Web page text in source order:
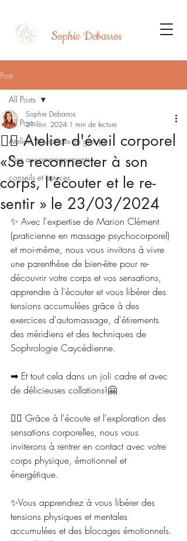
Sophie Debarros
Post
All Posts
Ateliers et séances en groupe
Mes accompagnements
conseils et astuces
All Posts
🧘‍♀️ Atelier d'éveil corporel
«Se reconnecter à son
corps, l'écouter et le re-
sentir » le 23/03/2024
Sophie Debarros
21 févr. 2024 1 min de lecture
✨ Avec l'expertise de Marion Clément
(praticienne en massage psychocorporel)
et moi-même, nous vous invitons à vivre
une parenthèse de bien-être pour re-
découvrir votre corps et vos sensations,
apprendre à l'écouter et vous libérer des
tensions accumulées grâce à des
exercices d'automassage, d'étirements
des méridiens et des techniques de
Sophrologie Caycédienne.
➡ Et tout cela dans un joli cadre et avec
de délicieuses collations!🤗
🧘‍♀️ Grâce à l'écoute et l'exploration des
sensations corporelles, nous vous
inviterons à rentrer en contact avec votre
corps physique, émotionnel et
énergétique.
✨Vous apprendrez à vous libérer des
tensions physiques et mentales
accumulées et des blocages émotionnels.